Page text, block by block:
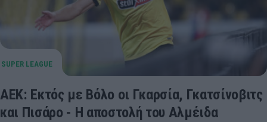
ΑΕΚ: Εκτός με Βόλο οι Γκαρσία, Γκατσίνοβιτς
και Πισάρο - Η αποστολή του Αλμέιδα